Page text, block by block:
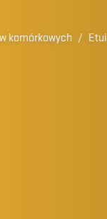
komórkowych / Etui